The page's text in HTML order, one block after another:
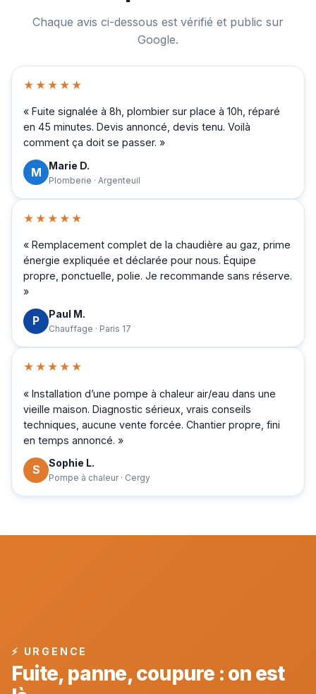
Chaque avis ci-dessous est vérifié et public sur
Google.
★★★★★
« Fuite signalée à 8h, plombier sur place à 10h, réparé
en 45 minutes. Devis annoncé, devis tenu. Voilà
comment ça doit se passer. »
M Marie D.
Plomberie · Argenteuil
★★★★★
« Remplacement complet de la chaudière au gaz, prime
énergie expliquée et déclarée pour nous. Équipe
propre, ponctuelle, polie. Je recommande sans réserve.
»
P Paul M.
Chauffage · Paris 17
★★★★★
« Installation d’une pompe à chaleur air/eau dans une
vieille maison. Diagnostic sérieux, vrais conseils
techniques, aucune vente forcée. Chantier propre, fini
en temps annoncé. »
S Sophie L.
Pompe à chaleur · Cergy
⚡ URGENCE
Fuite, panne, coupure : on est